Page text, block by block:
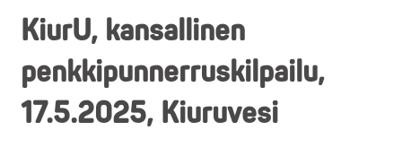
KiurU, kansallinen
penkkipunnerruskilpailu,
17.5.2025, Kiuruvesi